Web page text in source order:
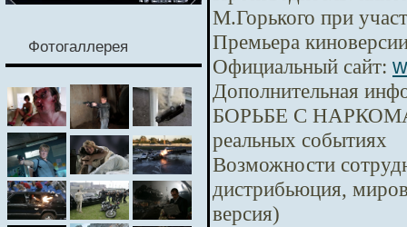
Фотогаллерея
М.Горького при
Премьера
Официальный сайт:
Дополнительная
БОРЬБЕ С
реальных событиях
Возможности
дистрибьюция,
версия)